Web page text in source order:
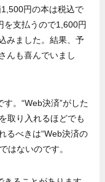
円の本は税込で
を支払うので1,600円
みました。結果、予
んも喜んでいまし
。“Web決済”がした
取り入れるほどでも
るべきは“Web決済の
はないのです。